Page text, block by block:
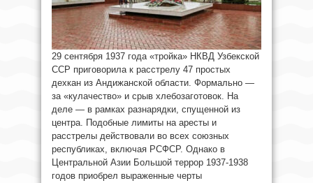
29 сентября 1937 года «тройка» НКВД Узбекской
ССР приговорила к расстрелу 47 простых
дехкан из Андижанской области. Формально —
за «кулачество» и срыв хлебозаготовок. На
деле — в рамках разнарядки, спущенной из
центра. Подобные лимиты на аресты и
расстрелы действовали во всех союзных
республиках, включая РСФСР. Однако в
Центральной Азии Большой террор 1937-1938
годов приобрел выраженные черты